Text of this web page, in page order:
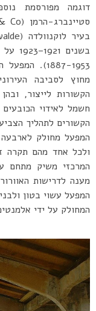
דוגמה מפורסמת
1887-1953).
מחוץ לסביבה
הקשורות לייצור,
חשמל לאידוי
הקשורים לתהליך
ולכל אחד מהם תקרה
מענה לדרישות
המפעל עשוי בטון
המחולק על ידי